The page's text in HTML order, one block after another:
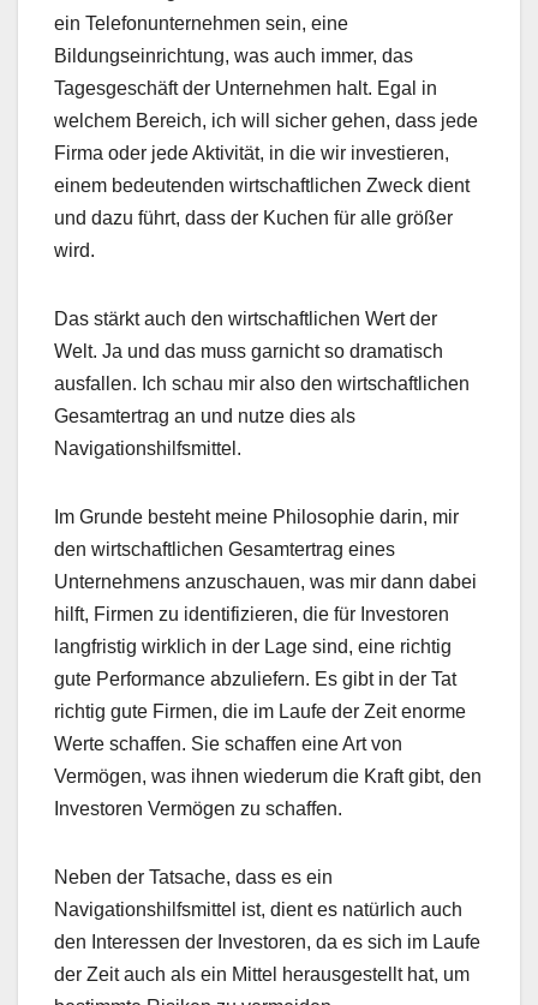
ein Telefonunternehmen sein, eine
Bildungseinrichtung, was auch immer, das
Tagesgeschäft der Unternehmen halt. Egal in
welchem Bereich, ich will sicher gehen, dass jede
Firma oder jede Aktivität, in die wir investieren,
einem bedeutenden wirtschaftlichen Zweck dient
und dazu führt, dass der Kuchen für alle größer
wird.
Das stärkt auch den wirtschaftlichen Wert der
Welt. Ja und das muss garnicht so dramatisch
ausfallen. Ich schau mir also den wirtschaftlichen
Gesamtertrag an und nutze dies als
Navigationshilfsmittel.
Im Grunde besteht meine Philosophie darin, mir
den wirtschaftlichen Gesamtertrag eines
Unternehmens anzuschauen, was mir dann dabei
hilft, Firmen zu identifizieren, die für Investoren
langfristig wirklich in der Lage sind, eine richtig
gute Performance abzuliefern. Es gibt in der Tat
richtig gute Firmen, die im Laufe der Zeit enorme
Werte schaffen. Sie schaffen eine Art von
Vermögen, was ihnen wiederum die Kraft gibt, den
Investoren Vermögen zu schaffen.
Neben der Tatsache, dass es ein
Navigationshilfsmittel ist, dient es natürlich auch
den Interessen der Investoren, da es sich im Laufe
der Zeit auch als ein Mittel herausgestellt hat, um